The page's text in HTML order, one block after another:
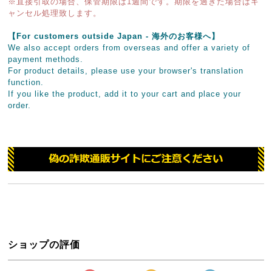
ャンセル処理致します。
【For customers outside Japan - 海外のお客様へ】
We also accept orders from overseas and offer a variety of
payment methods.
For product details, please use your browser's translation
function.
If you like the product, add it to your cart and place your
order.
ショップの評価